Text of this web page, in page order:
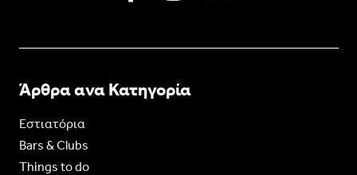
Άρθρα ανα Κατηγορία
Εστιατόρια
Bars & Clubs
Things to do